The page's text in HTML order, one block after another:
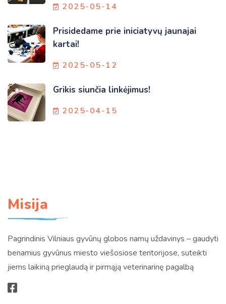
2025-05-14
Prisidedame prie iniciatyvų jaunajai
kartai!
2025-05-12
Grikis siunčia linkėjimus!
2025-04-15
Misija
Pagrindinis Vilniaus gyvūnų globos namų uždavinys – gaudyti
benamius gyvūnus miesto viešosiose teritorijose, suteikti
jiems laikiną prieglaudą ir pirmąją veterinarinę pagalbą